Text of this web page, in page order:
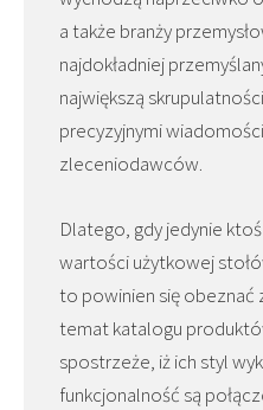
a także branży
najdokładniej
największą
precyzyjnymi
zleceniodawców.
Dlatego, gdy jedynie
wartości użytkowej
to powinien się obeznać
temat katalogu
spostrzeże, iż ich styl
funkcjonalność są